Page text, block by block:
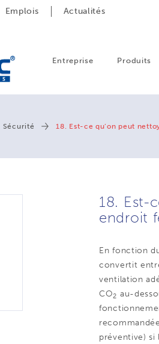
Emplois Actualités
Entreprise Produits
Sécurité 18. Est-ce qu’on peut
18. Est-
endroit
En fonction
convertit
ventilation
CO2 au-
préventive)